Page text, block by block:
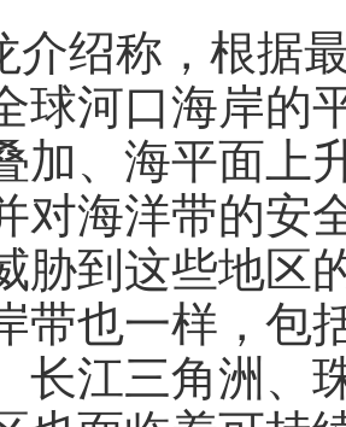
介绍称，根据
球河口海岸的
加、海平面上
对海洋带的安
胁到这些地区
带也一样，包
长江三角洲、